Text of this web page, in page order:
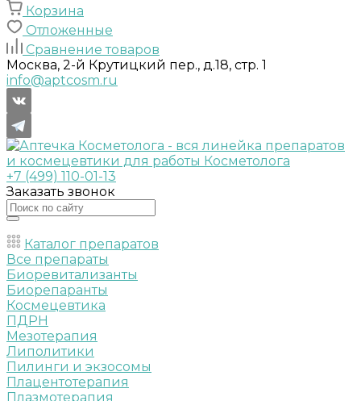
Корзина
Отложенные
Сравнение товаров
Москва, 2-й Крутицкий пер., д.18, стр. 1
info@aptcosm.ru
+7 (499) 110-01-13
Заказать звонок
Каталог препаратов
Все препараты
Биоревитализанты
Биорепаранты
Космецевтика
ПДРН
Мезотерапия
Липолитики
Пилинги и экзосомы
Плацентотерапия
Плазмотерапия